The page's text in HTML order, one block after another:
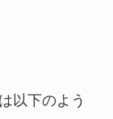
以下のよう